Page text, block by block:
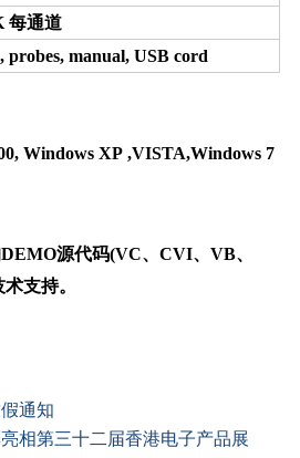
每通道
probes, manual, USB cord
Windows XP ,VISTA,Windows 7
DEMO源代码(VC、CVI、VB、
支持。
通知
相第三十二届香港电子产品展